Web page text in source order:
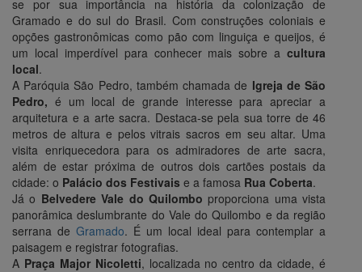
se por sua importância na história da colonização de
Gramado e do sul do Brasil. Com construções coloniais e
opções gastronômicas como pão com linguiça e queijos, é
um local imperdível para conhecer mais sobre a cultura
local.
A Paróquia São Pedro, também chamada de Igreja de São
Pedro, é um local de grande interesse para apreciar a
arquitetura e a arte sacra. Destaca-se pela sua torre de 46
metros de altura e pelos vitrais sacros em seu altar. Uma
visita enriquecedora para os admiradores de arte sacra,
além de estar próxima de outros dois cartões postais da
cidade: o Palácio dos Festivais e a famosa Rua Coberta.
Já o Belvedere Vale do Quilombo proporciona uma vista
panorâmica deslumbrante do Vale do Quilombo e da região
serrana de Gramado. É um local ideal para contemplar a
paisagem e registrar fotografias.
A Praça Major Nicoletti, localizada no centro da cidade, é